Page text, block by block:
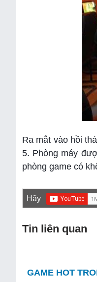
Ra mắt vào hồi
5. Phòng máy
phòng game có
Hãy
Tin liên quan
GAME HOT